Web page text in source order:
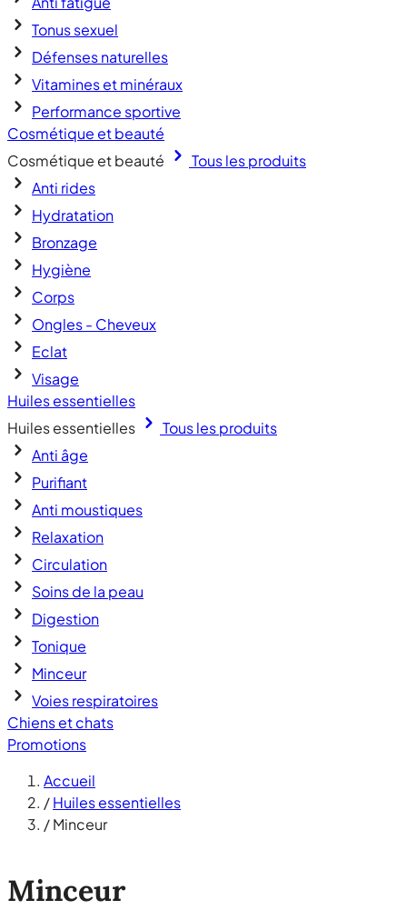
Tonus sexuel
Défenses naturelles
Vitamines et minéraux
Performance sportive
Cosmétique et beauté
Cosmétique et beauté
Tous les produits
Anti rides
Hydratation
Bronzage
Hygiène
Corps
Ongles - Cheveux
Eclat
Visage
Huiles essentielles
Huiles essentielles
Tous les produits
Anti âge
Purifiant
Anti moustiques
Relaxation
Circulation
Soins de la peau
Digestion
Tonique
Minceur
Voies respiratoires
Chiens et chats
Promotions
Accueil
/Huiles essentielles
/Minceur
Minceur